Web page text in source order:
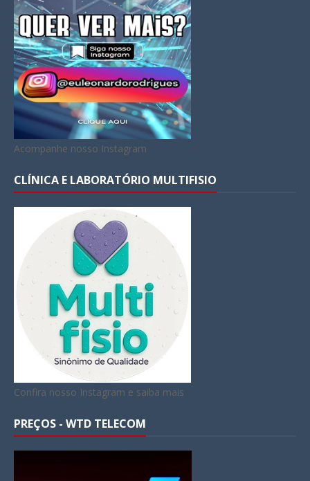
Acompanhe nosso Instagram
CLÍNICA E LABORATÓRIO MULTIFISIO
Confira nosso Instagram e saiba mais
PREÇOS - WTD TELECOM